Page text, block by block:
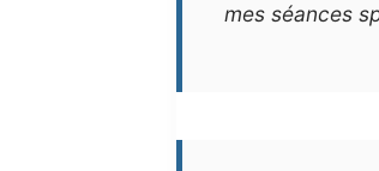
mes séances